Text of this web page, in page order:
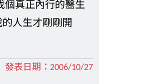
個真正內行的醫生
人生才剛剛開
發表日期： 2006/10/27